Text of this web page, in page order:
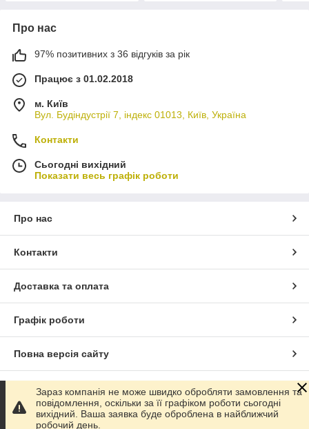
Про нас
97% позитивних з 36 відгуків за рік
Працює з 01.02.2018
м. Київ
Вул. Будіндустрії 7, індекс 01013, Київ, Україна
Контакти
Сьогодні вихідний
Показати весь графік роботи
Про нас
Контакти
Доставка та оплата
Графік роботи
Повна версія сайту
Сайт створено на маркетплейсі Prom.ua
Політика конфіденційності
Зараз компанія не може швидко обробляти замовлення та
повідомлення, оскільки за її графіком роботи сьогодні
вихідний. Ваша заявка буде оброблена в найближчий
робочий день.